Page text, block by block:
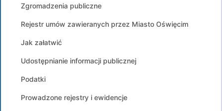
Zgromadzenia publiczne
Rejestr umów zawieranych przez Miasto Oświęcim
Jak załatwić
Udostępnianie informacji publicznej
Podatki
Prowadzone rejestry i ewidencje